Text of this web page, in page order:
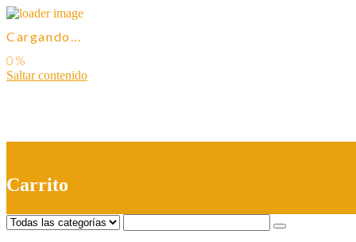
Cargando...
Saltar contenido
Carrito